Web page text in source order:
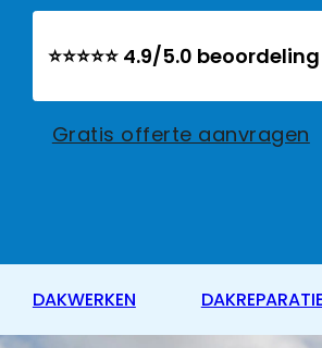
⭐⭐⭐⭐⭐ 4.9/5.0
Gratis offerte aanvragen
DAKWERKEN DAKREPARATIE